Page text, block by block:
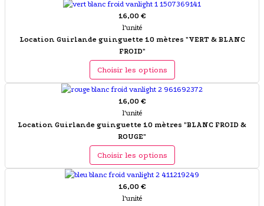
16,00 €
l'unité
Location Guirlande guinguette 10 mètres "VERT & BLANC
FROID"
Choisir les options
16,00 €
l'unité
Location Guirlande guinguette 10 mètres "BLANC FROID &
ROUGE"
Choisir les options
16,00 €
l'unité